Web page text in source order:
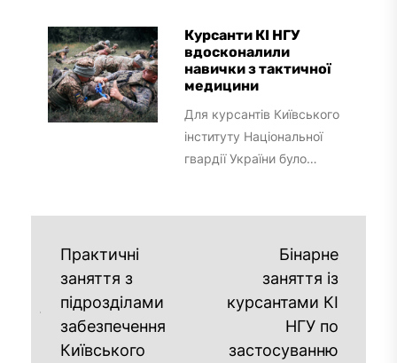
курсантів курсу № 3
факультету забезпечення
державної безпеки
провели додаткове...
Курсанти КІ НГУ
вдосконалили
навички з тактичної
медицини
Для курсантів Київського
інституту Національної
гвардії України було
відпрацювання життєво
Практичні
заняття з
підрозділами
забезпечення
Київського
Бінарне
заняття із
курсантами КІ
НГУ по
застосуванню